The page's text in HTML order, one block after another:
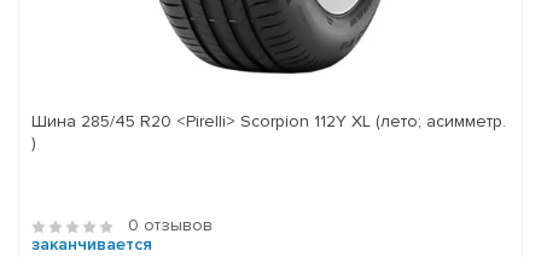
Шина 285/45 R20 <Pirelli> Scorpion 112Y XL (лето; асимметр.
)
0 отзывов
заканчивается